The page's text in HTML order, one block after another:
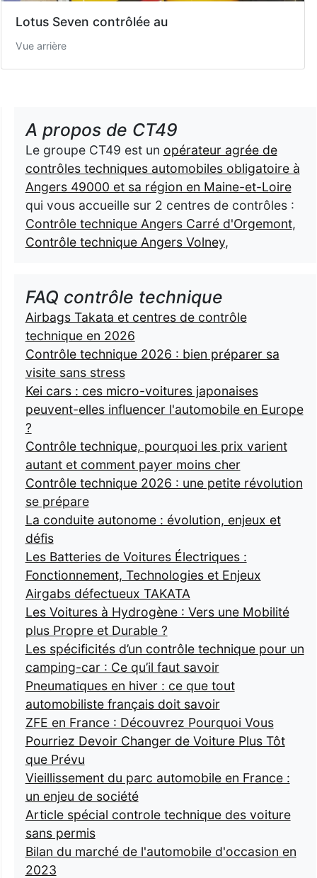
Lotus Seven contrôlée au
Vue arrière
A propos de CT49
Le groupe CT49 est un opérateur agrée de
contrôles techniques automobiles obligatoire à
Angers 49000 et sa région en Maine-et-Loire
qui vous accueille sur 2 centres de contrôles :
Contrôle technique Angers Carré d'Orgemont,
Contrôle technique Angers Volney,
FAQ contrôle technique
Airbags Takata et centres de contrôle
technique en 2026
Contrôle technique 2026 : bien préparer sa
visite sans stress
Kei cars : ces micro-voitures japonaises
peuvent-elles influencer l'automobile en Europe
?
Contrôle technique, pourquoi les prix varient
autant et comment payer moins cher
Contrôle technique 2026 : une petite révolution
se prépare
La conduite autonome : évolution, enjeux et
défis
Les Batteries de Voitures Électriques :
Fonctionnement, Technologies et Enjeux
Airgabs défectueux TAKATA
Les Voitures à Hydrogène : Vers une Mobilité
plus Propre et Durable ?
Les spécificités d’un contrôle technique pour un
camping-car : Ce qu’il faut savoir
Pneumatiques en hiver : ce que tout
automobiliste français doit savoir
ZFE en France : Découvrez Pourquoi Vous
Pourriez Devoir Changer de Voiture Plus Tôt
que Prévu
Vieillissement du parc automobile en France :
un enjeu de société
Article spécial controle technique des voiture
sans permis
Bilan du marché de l'automobile d'occasion en
2023